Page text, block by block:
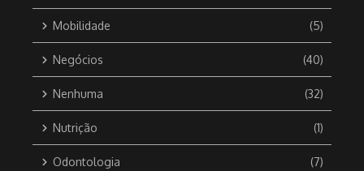
Mobilidade (5)
Negócios (40)
Nenhuma (32)
Nutrição (1)
Odontologia (7)